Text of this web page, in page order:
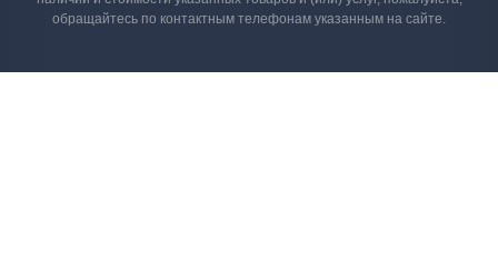
обращайтесь по контактным телефонам указанным на сайте.